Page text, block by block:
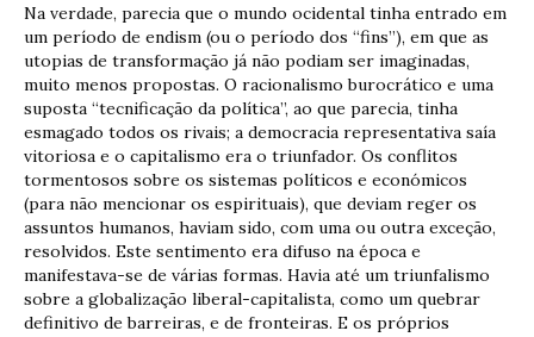
Na verdade, parecia que o mundo ocidental tinha entrado em
um período de endism (ou o período dos “fins”), em que as
utopias de transformação já não podiam ser imaginadas,
muito menos propostas. O racionalismo burocrático e uma
suposta “tecnificação da política”, ao que parecia, tinha
esmagado todos os rivais; a democracia representativa saía
vitoriosa e o capitalismo era o triunfador. Os conflitos
tormentosos sobre os sistemas políticos e económicos
(para não mencionar os espirituais), que deviam reger os
assuntos humanos, haviam sido, com uma ou outra exceção,
resolvidos. Este sentimento era difuso na época e
manifestava-se de várias formas. Havia até um triunfalismo
sobre a globalização liberal-capitalista, como um quebrar
definitivo de barreiras, e de fronteiras. E os próprios